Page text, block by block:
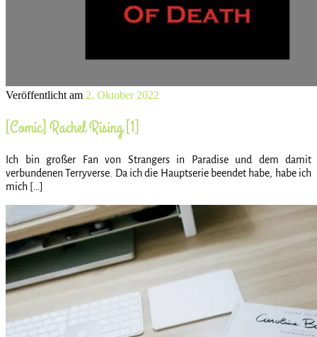
Veröffentlicht am 2. Oktober 2022
[Comic] Rachel Rising [1]
Ich bin großer Fan von Strangers in Paradise und dem damit
verbundenen Terryverse. Da ich die Hauptserie beendet habe, habe ich
mich […]